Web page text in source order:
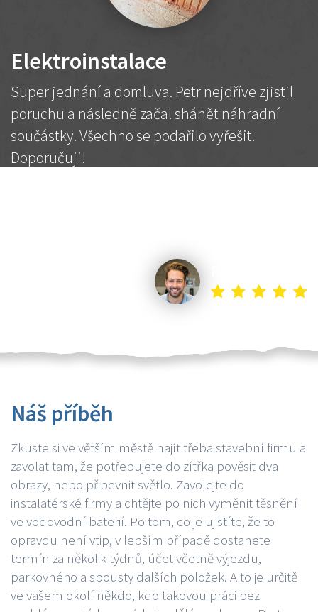
Elektroinstalace
Super jednání a domluva. Petr nejdříve zjistil
poruchu a následně začal shánět náhradní
součástky. Všechno se podařilo vyřešit.
Doporučuji!
Náš příběh
Zkuste si ve větším městě najít třeba stavební firmu a
zavolat tam, že potřebujete do zítřka pověsit dva
obrazy, nebo připevnit světlo. Zavolejte do
instalatérské firmy a chtějte po nich vyměnit těsnění
ve vodovodní baterií. Po tom, co je ujistíte, že to
opravdu není vtip, v lepším případě dostanete
termín za několik týdnů, účet včetně výjezdu,
parkovného a spousty dalších položek. A to je určitě
ve vašem okolí někdo, kdo takovou práci bez